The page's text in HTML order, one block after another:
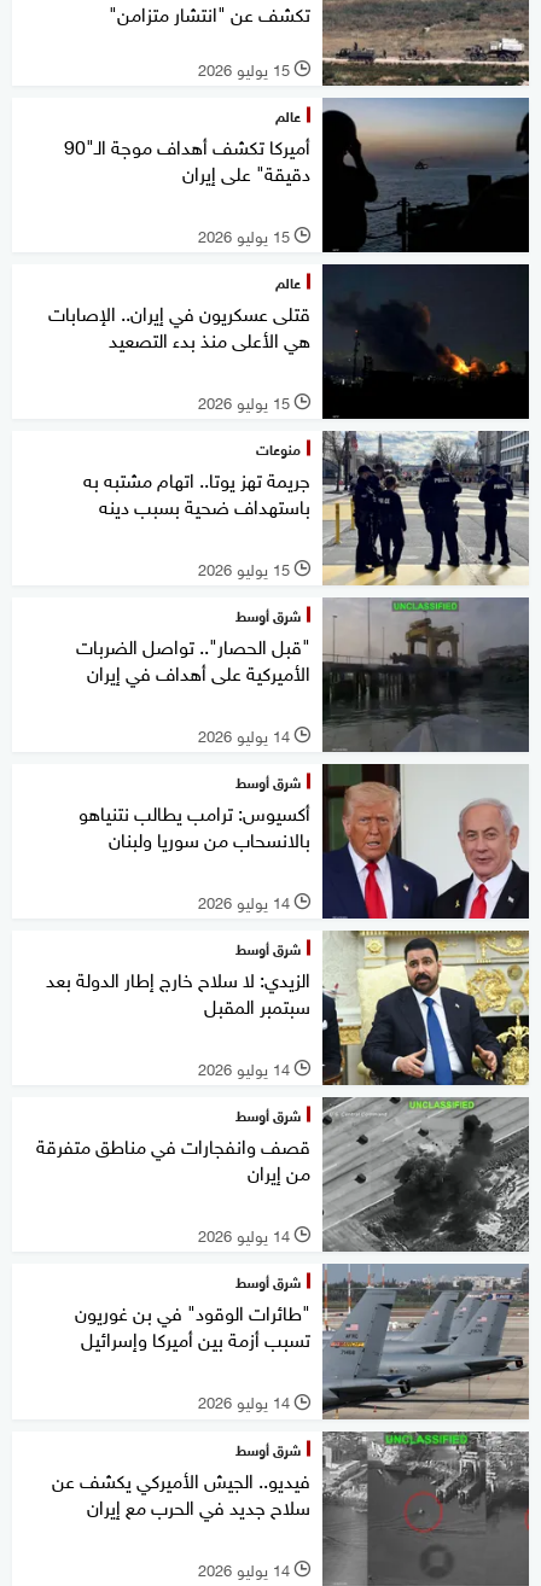
تكشف عن "انتشار متزامن"
l 15 يوليو 2026
عالم
أميركا تكشف أهداف موجة الـ"90
دقيقة" على إيران
l 15 يوليو 2026
عالم
قتلى عسكريون في إيران.. الإصابات
هي الأعلى منذ بدء التصعيد
l 15 يوليو 2026
منوعات
جريمة تهز يوتا.. اتهام مشتبه به
باستهداف ضحية بسبب دينه
l 15 يوليو 2026
شرق أوسط
"قبل الحصار".. تواصل الضربات
الأميركية على أهداف في إيران
l 14 يوليو 2026
شرق أوسط
أكسيوس: ترامب يطالب نتنياهو
بالانسحاب من سوريا ولبنان
l 14 يوليو 2026
شرق أوسط
الزيدي: لا سلاح خارج إطار الدولة بعد
سبتمبر المقبل
l 14 يوليو 2026
شرق أوسط
قصف وانفجارات في مناطق متفرقة
من إيران
l 14 يوليو 2026
شرق أوسط
"طائرات الوقود" في بن غوريون
تسبب أزمة بين أميركا وإسرائيل
l 14 يوليو 2026
شرق أوسط
فيديو.. الجيش الأميركي يكشف عن
سلاح جديد في الحرب مع إيران
l 14 يوليو 2026